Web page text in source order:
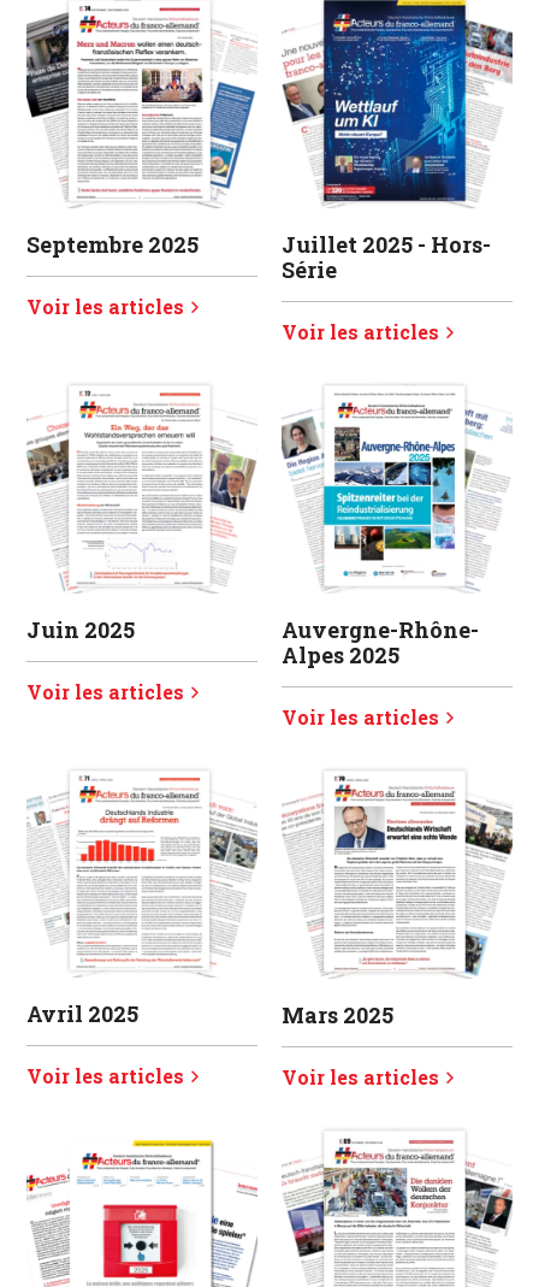
Septembre 2025
Voir les articles
Juillet 2025 - Hors-
Série
Voir les articles
Juin 2025
Voir les articles
Auvergne-Rhône-
Alpes 2025
Voir les articles
Avril 2025
Voir les articles
Mars 2025
Voir les articles